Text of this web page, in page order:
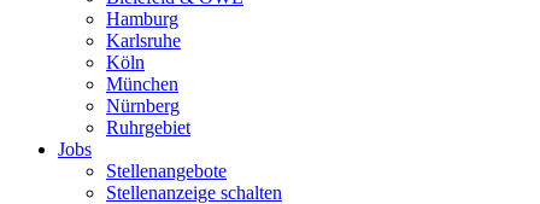
Hamburg
Karlsruhe
Köln
München
Nürnberg
Ruhrgebiet
Jobs
Stellenangebote
Stellenanzeige schalten